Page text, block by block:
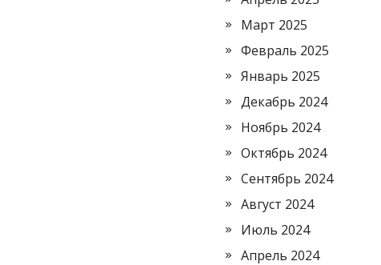
Март 2025
Февраль 2025
Январь 2025
Декабрь 2024
Ноябрь 2024
Октябрь 2024
Сентябрь 2024
Август 2024
Июль 2024
Апрель 2024